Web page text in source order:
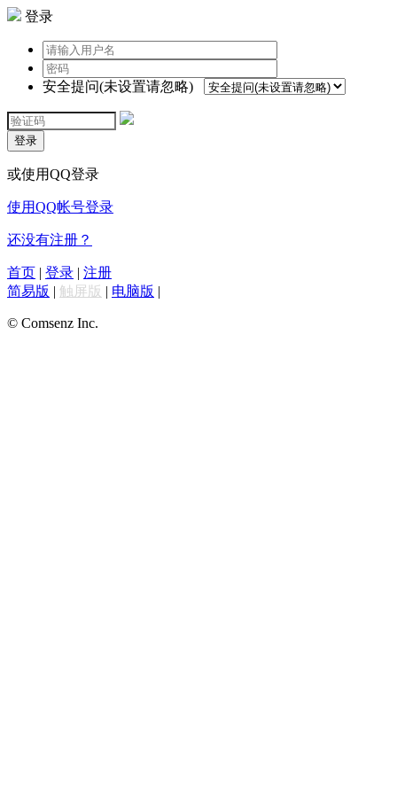
登录
安全提问(未设置请忽略)
登录
或使用QQ登录
使用QQ帐号登录
还没有注册？
首页 | 登录 | 注册
简易版 | 触屏版 | 电脑版 |
© Comsenz Inc.